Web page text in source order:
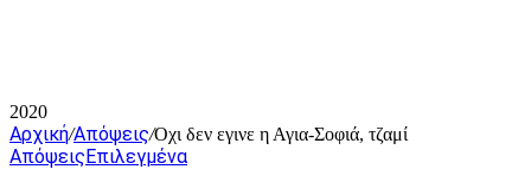
2020
Αρχική/Απόψεις/Οχι δεν εγινε η Αγια-Σοφιά, τζαμί
ΑπόψειςΕπιλεγμένα